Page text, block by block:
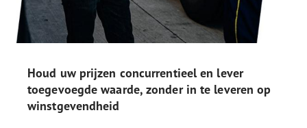
Houd uw prijzen concurrentieel en lever
toegevoegde waarde, zonder in te leveren op
winstgevendheid